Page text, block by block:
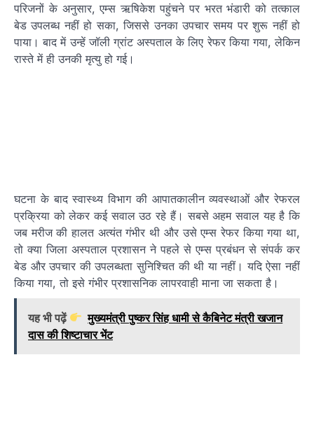
परिजनों के अनुसार, एम्स ऋषिकेश पहुंचने पर भरत भंडारी को तत्काल
बेड उपलब्ध नहीं हो सका, जिससे उनका उपचार समय पर शुरू नहीं हो
पाया। बाद में उन्हें जॉली ग्रांट अस्पताल के लिए रेफर किया गया, लेकिन
रास्ते में ही उनकी मृत्यु हो गई।
घटना के बाद स्वास्थ्य विभाग की आपातकालीन व्यवस्थाओं और रेफरल
प्रक्रिया को लेकर कई सवाल उठ रहे हैं। सबसे अहम सवाल यह है कि
जब मरीज की हालत अत्यंत गंभीर थी और उसे एम्स रेफर किया गया था,
तो क्या जिला अस्पताल प्रशासन ने पहले से एम्स प्रबंधन से संपर्क कर
बेड और उपचार की उपलब्धता सुनिश्चित की थी या नहीं। यदि ऐसा नहीं
किया गया, तो इसे गंभीर प्रशासनिक लापरवाही माना जा सकता है।
यह भी पढ़ें
मुख्यमंत्री पुष्कर सिंह धामी से कैबिनेट मंत्री खजान
दास की शिष्टाचार भेंट